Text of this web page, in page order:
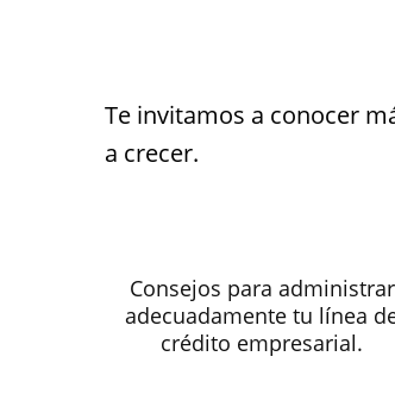
Te invitamos a conocer
a crecer.
Consejos para administrar
adecuadamente tu línea
crédito empresarial.